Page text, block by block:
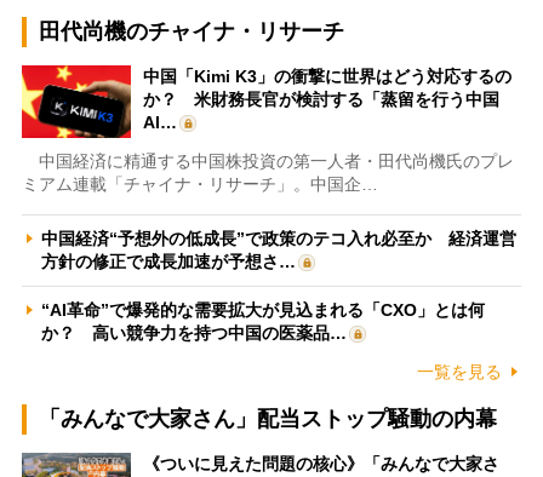
田代尚機のチャイナ・リサーチ
中国「Kimi K3」の衝撃に世界はどう対応するの
か？ 米財務長官が検討する「蒸留を行う中国
AI…
中国経済に精通する中国株投資の第一人者・田代尚機氏のプレ
ミアム連載「チャイナ・リサーチ」。中国企…
中国経済“予想外の低成長”で政策のテコ入れ必至か 経済運営
方針の修正で成長加速が予想さ…
“AI革命”で爆発的な需要拡大が見込まれる「CXO」とは何
か？ 高い競争力を持つ中国の医薬品…
一覧を見る
「みんなで大家さん」配当ストップ騒動の内幕
《ついに見えた問題の核心》「みんなで大家さ